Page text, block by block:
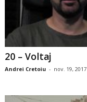
20 – Voltaj
Andrei Cretoiu - nov. 19, 2017